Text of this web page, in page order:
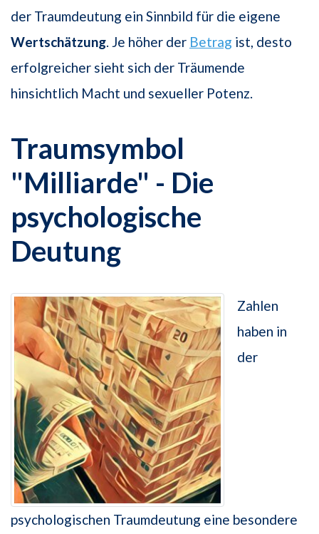
der Traumdeutung ein Sinnbild für die eigene
Wertschätzung. Je höher der Betrag ist, desto
erfolgreicher sieht sich der Träumende
hinsichtlich Macht und sexueller Potenz.
Traumsymbol
"Milliarde" - Die
psychologische
Deutung
Zahlen
haben in
der
psychologischen Traumdeutung eine besondere